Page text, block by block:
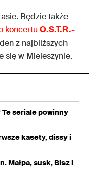
Będzie także
koncertuO.S.T.R.-
z najbliższych
się w Mieleszynie.
seriale powinny
kasety, dissy i
Małpa, susk, Bisz i